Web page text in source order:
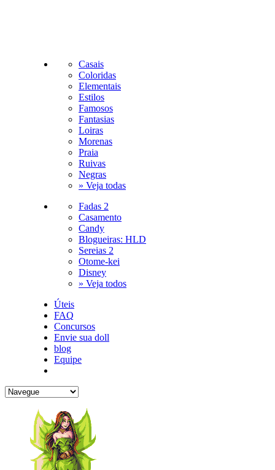
Casais
Coloridas
Elementais
Estilos
Famosos
Fantasias
Loiras
Morenas
Praia
Ruivas
Negras
» Veja todas
Fadas 2
Casamento
Candy
Blogueiras: HLD
Sereias 2
Otome-kei
Disney
» Veja todos
Úteis
FAQ
Concursos
Envie sua doll
blog
Equipe